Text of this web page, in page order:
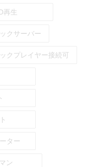
再生
クサーバー
クプレイヤー接続可
ター
ン